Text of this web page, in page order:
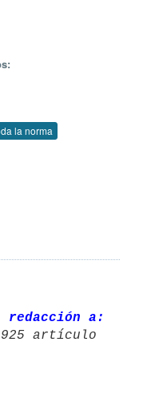
la norma
a:
artículo